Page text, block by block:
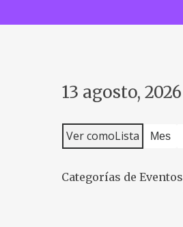
13 agosto, 2026
Ver comoLista Mes
Categorías de Eventos